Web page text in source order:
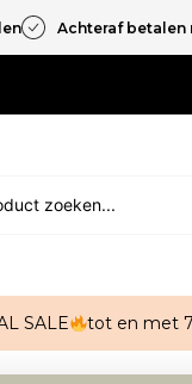
Achteraf
SALE tot en met